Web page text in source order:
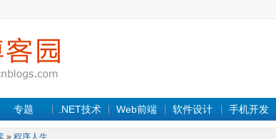
专题 .NET技术 Web前端 软件设计 手机开发
» 程序人生